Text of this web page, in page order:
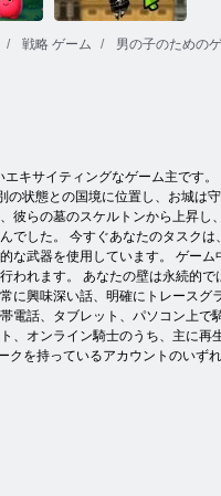
戦略 ゲーム 男の子のための
キサイティングなゲーム主です
状態との国境に位置し、お城
らの墓のスケルトンから上昇
した。 今すぐあなたのタスク
武器を使用しています。 ゲー
れます。 あなたの壁は永続的
興味深い話、明確にトレース
話、タブレット、パソコン上
オンライン騎士のうち、主に
を持っているアカウントのい